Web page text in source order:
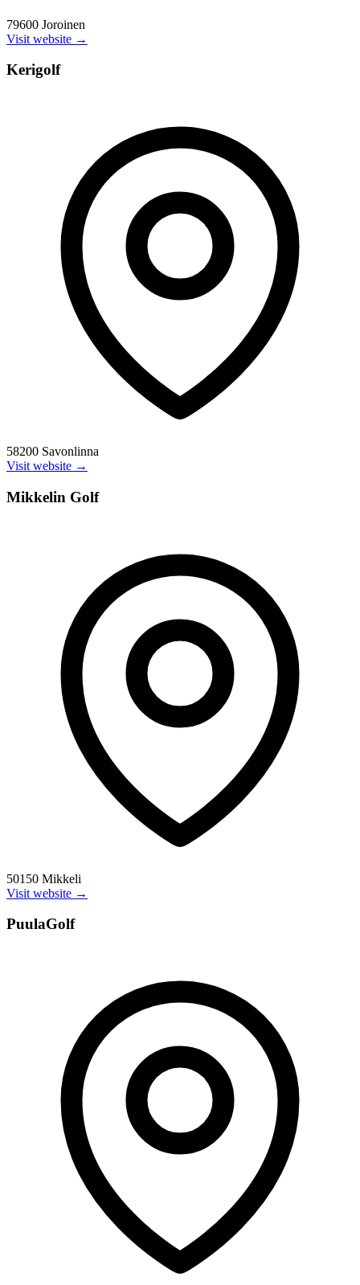
79600 Joroinen
Visit website →
Kerigolf
58200 Savonlinna
Visit website →
Mikkelin Golf
50150 Mikkeli
Visit website →
PuulaGolf